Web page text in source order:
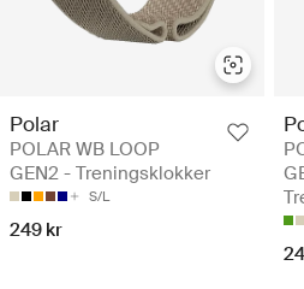
Polar
POLAR WB LOOP
GEN2 - Treningsklokker
S/L
249 kr